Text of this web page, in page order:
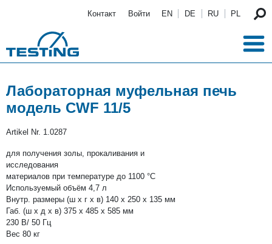
Контакт Войти EN DE RU PL
Лабораторная муфельная печь
модель СWF 11/5
Artikel Nr. 1.0287
для пoлучения золы, прокаливания и
исследования
материалов при температуре до 1100 °С
Используемый объём 4,7 л
Внутр. размеры (ш x г x в) 140 х 250 х 135 мм
Габ. (ш x д x в) 375 х 485 х 585 мм
230 В/ 50 Гц
Вес 80 кг